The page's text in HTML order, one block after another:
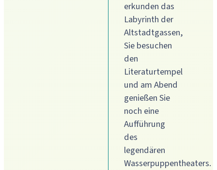
erkunden das
Labyrinth der
Altstadtgassen,
Sie besuchen
den
Literaturtempel
und am Abend
genießen Sie
noch eine
Aufführung
des
legendären
Wasserpuppentheaters.